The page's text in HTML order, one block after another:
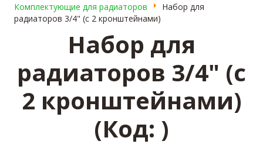
Комплектующие для радиаторов
Набор для
радиаторов 3/4" (с 2 кронштейнами)
Набор для
радиаторов 3/4" (с
2 кронштейнами)
(Код: )